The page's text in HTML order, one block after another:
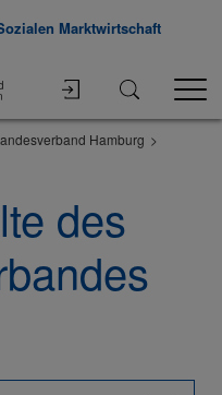
Marktwirtschaft
Hamburg
des